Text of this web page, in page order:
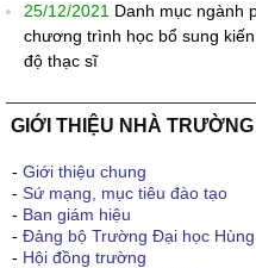
25/12/2021 Danh mục ngành
chương trình học bổ sung
độ thạc sĩ
GIỚI THIỆU NHÀ TRƯỜNG
- Giới thiệu chung
- Sứ mạng, mục tiêu đào tạo
- Ban giám hiệu
- Đảng bộ Trường Đại học
- Hội đồng trường